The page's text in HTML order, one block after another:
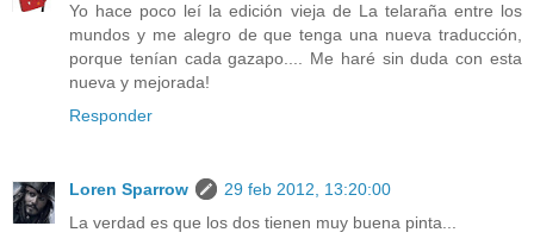
Yo hace poco leí la edición vieja de La telaraña entre los
mundos y me alegro de que tenga una nueva traducción,
porque tenían cada gazapo.... Me haré sin duda con esta
nueva y mejorada!
Responder
Loren Sparrow
29 feb 2012, 13:20:00
La verdad es que los dos tienen muy buena pinta...